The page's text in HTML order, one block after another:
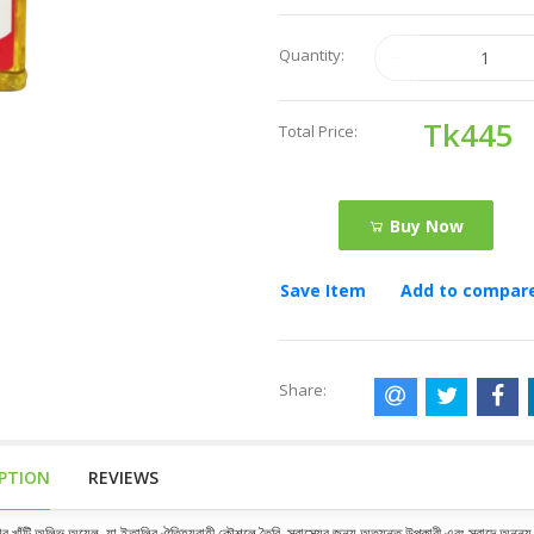
Quantity:
Total Price: Tk445
Buy Now
Save Item Add to
Share:
REVIEWS